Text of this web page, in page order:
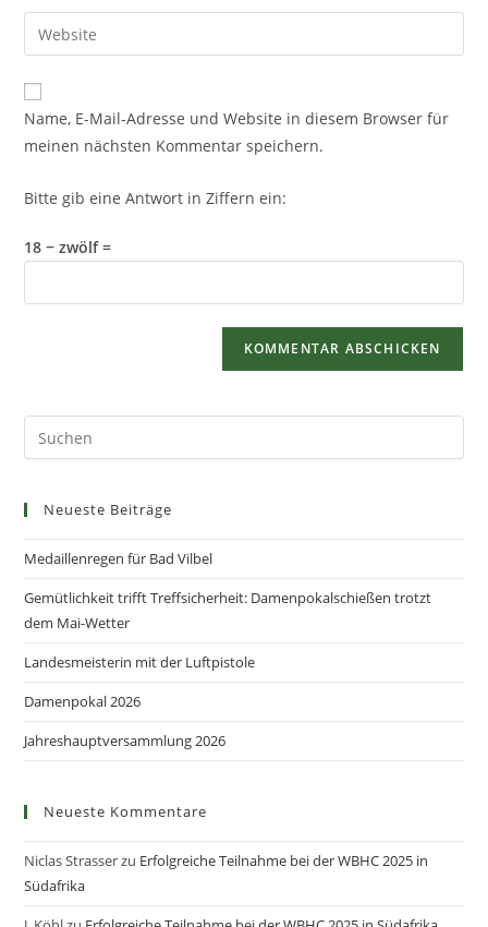
Name, E-Mail-Adresse und Website in diesem Browser für
meinen nächsten Kommentar speichern.
Bitte gib eine Antwort in Ziffern ein:
18 − zwölf =
Neueste Beiträge
Medaillenregen für Bad Vilbel
Gemütlichkeit trifft Treffsicherheit: Damenpokalschießen trotzt
dem Mai-Wetter
Landesmeisterin mit der Luftpistole
Damenpokal 2026
Jahreshauptversammlung 2026
Neueste Kommentare
Niclas Strasserzu Erfolgreiche Teilnahme bei der WBHC 2025 in
Südafrika